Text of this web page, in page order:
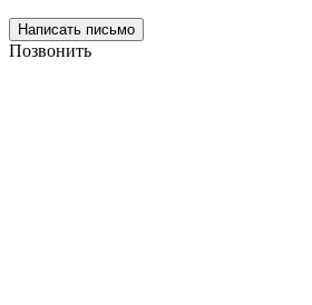
Написать письмо
Позвонить